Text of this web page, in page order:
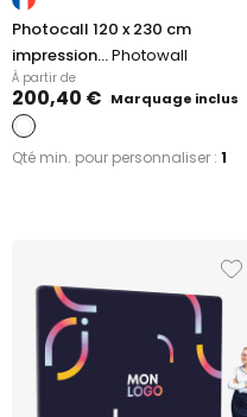
Photocall 120 x 230 cm
impression...Photowall
À partir de
200,40 € Marquage inclus
Qté min. pour personnaliser : 1